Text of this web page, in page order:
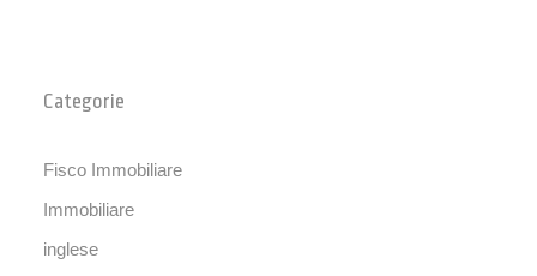
Categorie
Fisco Immobiliare
Immobiliare
inglese